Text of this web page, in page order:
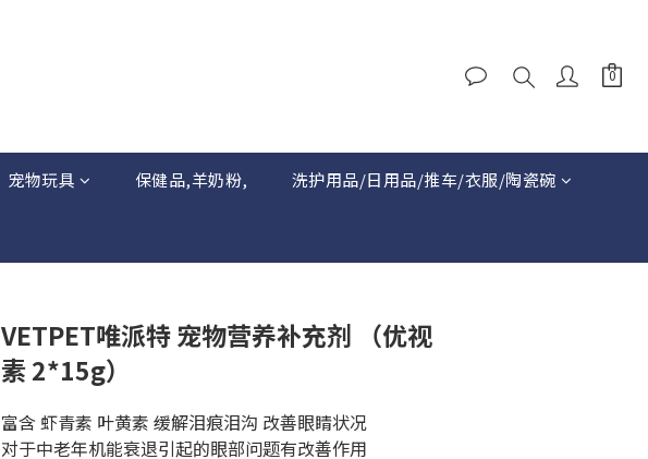
宠物玩具 保健品,羊奶粉, 洗护用品/日用品/推车/衣服/陶瓷碗
VETPET唯派特 宠物营养补充剂 （优视
素 2*15g）
富含 虾青素 叶黄素 缓解泪痕泪沟 改善眼睛状况
对于中老年机能衰退引起的眼部问题有改善作用